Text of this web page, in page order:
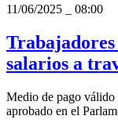
11/06/2025
08:00
salarios a
Medio de pago válido
aprobado en el